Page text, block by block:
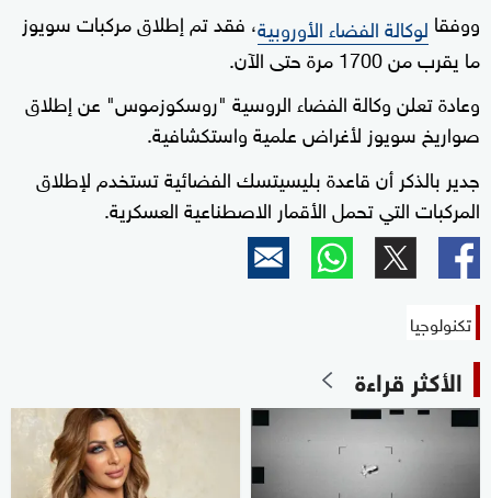
ووفقا لوكالة الفضاء الأوروبية، فقد تم إطلاق مركبات سويوز
ما يقرب من 1700 مرة حتى الآن.
وعادة تعلن وكالة الفضاء الروسية "روسكوزموس" عن إطلاق
صواريخ سويوز لأغراض علمية واستكشافية.
جدير بالذكر أن قاعدة بليسيتسك الفضائية تستخدم لإطلاق
المركبات التي تحمل الأقمار الاصطناعية العسكرية.
تكنولوجيا
الأكثر قراءة